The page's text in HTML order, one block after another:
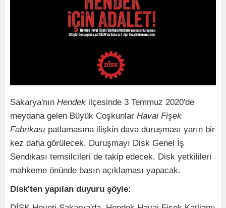
Sakarya'nın Hendek ilçesinde 3 Temmuz 2020'de
meydana gelen Büyük Coşkunlar Havai Fişek
Fabrikası patlamasına ilişkin dava duruşması yarın bir
kez daha görülecek. Duruşmayı Disk Genel İş
Sendikası temsilcileri de takip edecek. Disk yetkilileri
mahkeme önünde basın açıklaması yapacak.
Disk'ten yapılan duyuru şöyle: